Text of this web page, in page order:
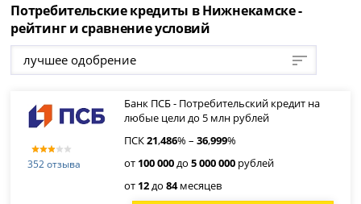
Потребительские кредиты в Нижнекамске -
рейтинг и сравнение условий
лучшее одобрение
352 отзыва
Банк ПСБ - Потребительский кредит на
любые цели до 5 млн рублей
ПСК21,486% –36,999%
от 100 000до5 000 000 рублей
от 12до84месяцев